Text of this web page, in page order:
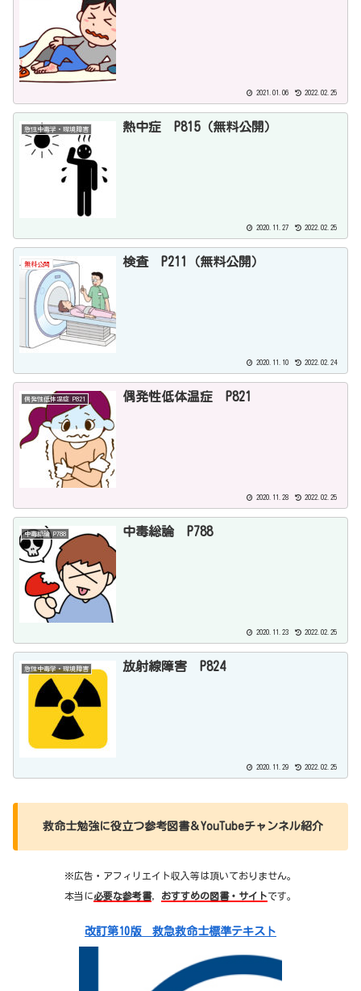
2021.01.06 2022.02.25
急性中毒学・環境障害 熱中症 P815（無料公開）
2020.11.27 2022.02.25
無料公開 検査 P211（無料公開）
2020.11.10 2022.02.24
偶発性低体温症 P821 偶発性低体温症 P821
2020.11.28 2022.02.25
中毒総論 P788 中毒総論 P788
2020.11.23 2022.02.25
急性中毒学・環境障害 放射線障害 P824
2020.11.29 2022.02.25
救命士勉強に役立つ参考図書＆YouTubeチャンネル紹介
※広告・アフィリエイト収入等は頂いておりません。
本当に必要な参考書， おすすめの図書・サイトです。
改訂第10版 救急救命士標準テキスト